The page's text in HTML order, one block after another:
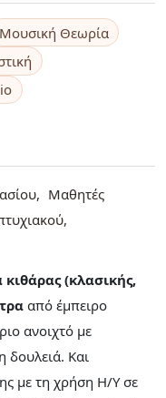
Μουσική Θεωρία
Μαθητές
(κλασικής,
από έμπειρο
ανοιχτό με
δουλειά. Και
με τη χρήση Η/Υ σε